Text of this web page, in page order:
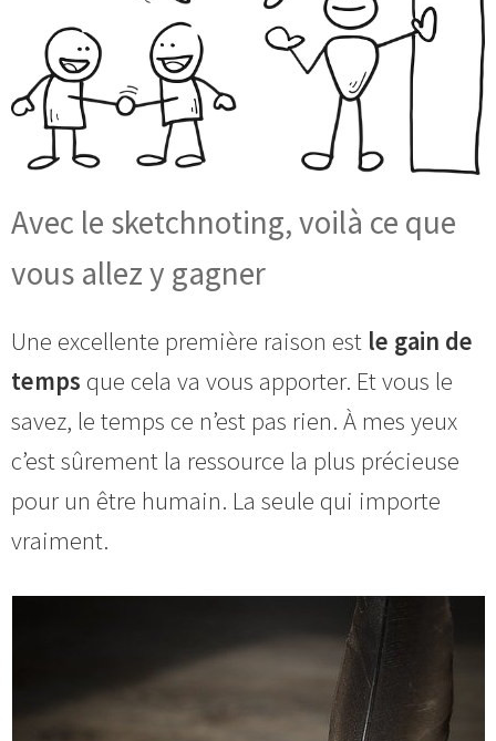
Avec le sketchnoting, voilà ce que
vous allez y gagner
Une excellente première raison est le gain de
temps que cela va vous apporter. Et vous le
savez, le temps ce n’est pas rien. À mes yeux
c’est sûrement la ressource la plus précieuse
pour un être humain. La seule qui importe
vraiment.